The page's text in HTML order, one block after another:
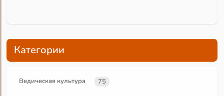
Категории
Ведическая культура 75